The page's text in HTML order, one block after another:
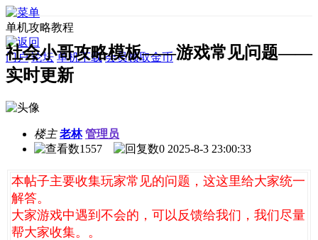
单机攻略教程
门户 论坛 单机下载 会员领取金币
社会小哥攻略模板——游戏常见问题——
实时更新
楼主 老林 管理员
1557
0 2025-8-3 23:00:33
本帖子主要收集玩家常见的问题，这这里给大家统一
解答。
大家游戏中遇到不会的，可以反馈给我们，我们尽量
帮大家收集。。